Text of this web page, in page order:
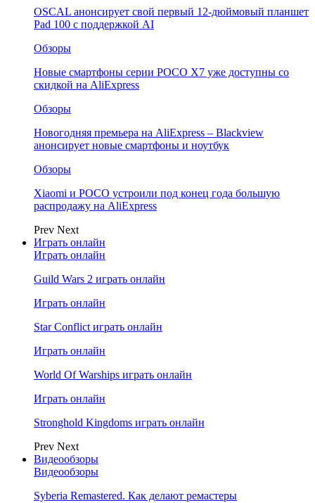
OSCAL анонсирует свой первый 12-дюймовый планшет
Pad 100 с поддержкой AI
Обзоры
Новые смартфоны серии POCO X7 уже доступны со
скидкой на AliExpress
Обзоры
Новогодняя премьера на AliExpress – Blackview
анонсирует новые смартфоны и ноутбук
Обзоры
Xiaomi и POCO устроили под конец года большую
распродажу на AliExpress
Prev Next
Играть онлайн
Играть онлайн
Guild Wars 2 играть онлайн
Играть онлайн
Star Conflict играть онлайн
Играть онлайн
World Of Warships играть онлайн
Играть онлайн
Stronghold Kingdoms играть онлайн
Prev Next
Видеообзоры
Видеообзоры
Syberia Remastered. Как делают ремастеры